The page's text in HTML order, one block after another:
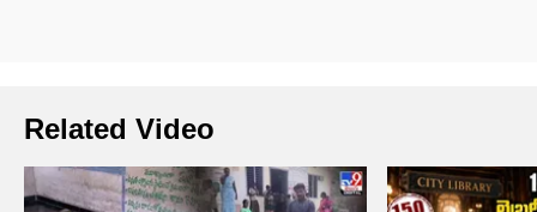
Related Video